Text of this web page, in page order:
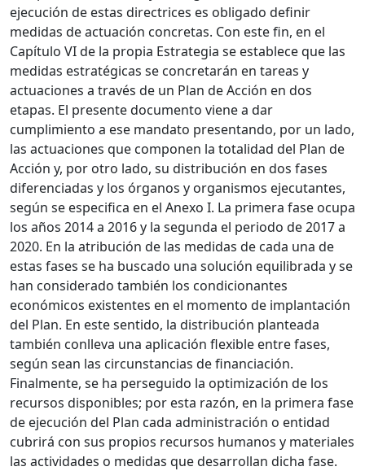
ejecución de estas directrices es obligado definir
medidas de actuación concretas. Con este fin, en el
Capítulo VI de la propia Estrategia se establece que las
medidas estratégicas se concretarán en tareas y
actuaciones a través de un Plan de Acción en dos
etapas. El presente documento viene a dar
cumplimiento a ese mandato presentando, por un lado,
las actuaciones que componen la totalidad del Plan de
Acción y, por otro lado, su distribución en dos fases
diferenciadas y los órganos y organismos ejecutantes,
según se especifica en el Anexo I. La primera fase ocupa
los años 2014 a 2016 y la segunda el periodo de 2017 a
2020. En la atribución de las medidas de cada una de
estas fases se ha buscado una solución equilibrada y se
han considerado también los condicionantes
económicos existentes en el momento de implantación
del Plan. En este sentido, la distribución planteada
también conlleva una aplicación flexible entre fases,
según sean las circunstancias de financiación.
Finalmente, se ha perseguido la optimización de los
recursos disponibles; por esta razón, en la primera fase
de ejecución del Plan cada administración o entidad
cubrirá con sus propios recursos humanos y materiales
las actividades o medidas que desarrollan dicha fase.